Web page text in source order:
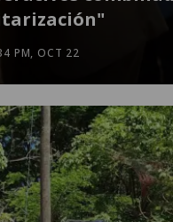
PM, OCT 22